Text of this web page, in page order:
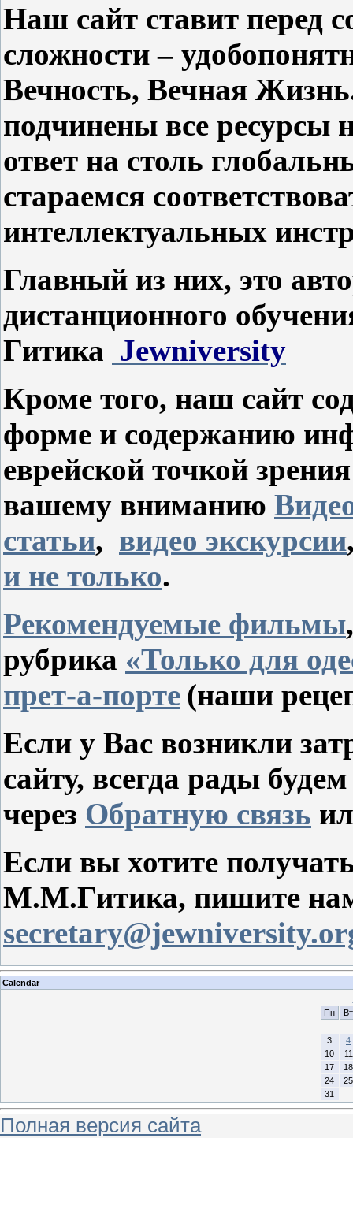
Наш сайт ставит перед
сложности –
Вечность, Вечная
подчинены все ресурсы
ответ на столь
стараемся
интеллектуальных
Главный из них, это
дистанционного
Гитика Jewniversity
Кроме того, наш сайт
форме и содержанию
еврейской точкой
вашему вниманию
статьи, видео экскурсии
и не только.
Рекомендуемые фильмы
рубрика «Только для
прет-а-порте (наши
Если у Вас возникли
сайту, всегда рады
через Обратную связь
Если вы хотите
М.М.Гитика, пишите
Calendar
Пн
Вт
3
4
10
11
17
18
24
25
31
Полная версия сайта